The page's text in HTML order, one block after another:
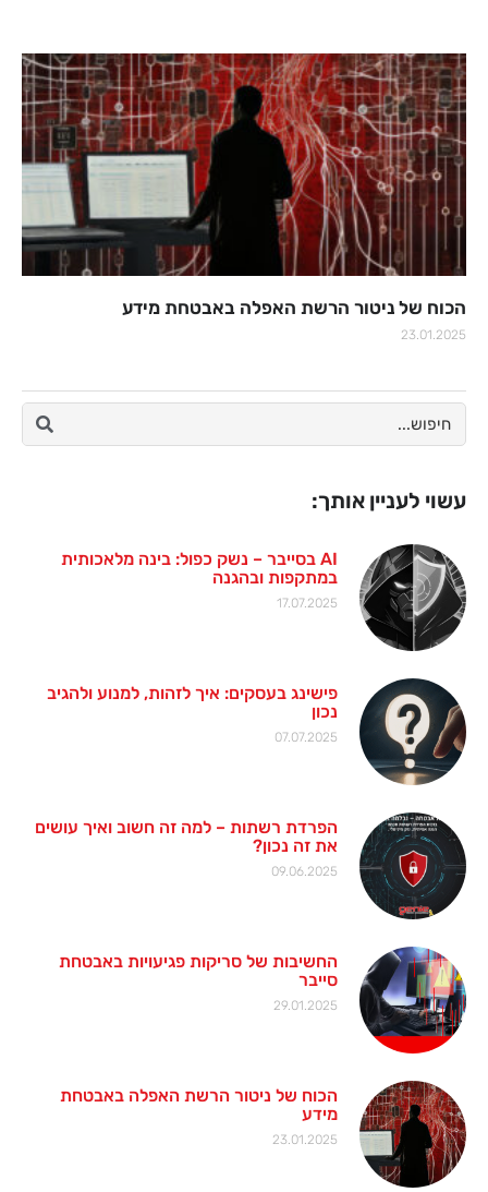
עשוי לעניין אותך:
AI בסייבר – נשק כפול: בינה מלאכותית
במתקפות ובהגנה
17.07.2025
פישינג בעסקים: איך לזהות, למנוע ולהגיב
נכון
07.07.2025
הפרדת רשתות – למה זה חשוב ואיך עושים
את זה נכון?
09.06.2025
החשיבות של סריקות פגיעויות באבטחת
סייבר
29.01.2025
הכוח של ניטור הרשת האפלה באבטחת
מידע
23.01.2025
הכוח של ניטור הרשת האפלה באבטחת מידע
23.01.2025